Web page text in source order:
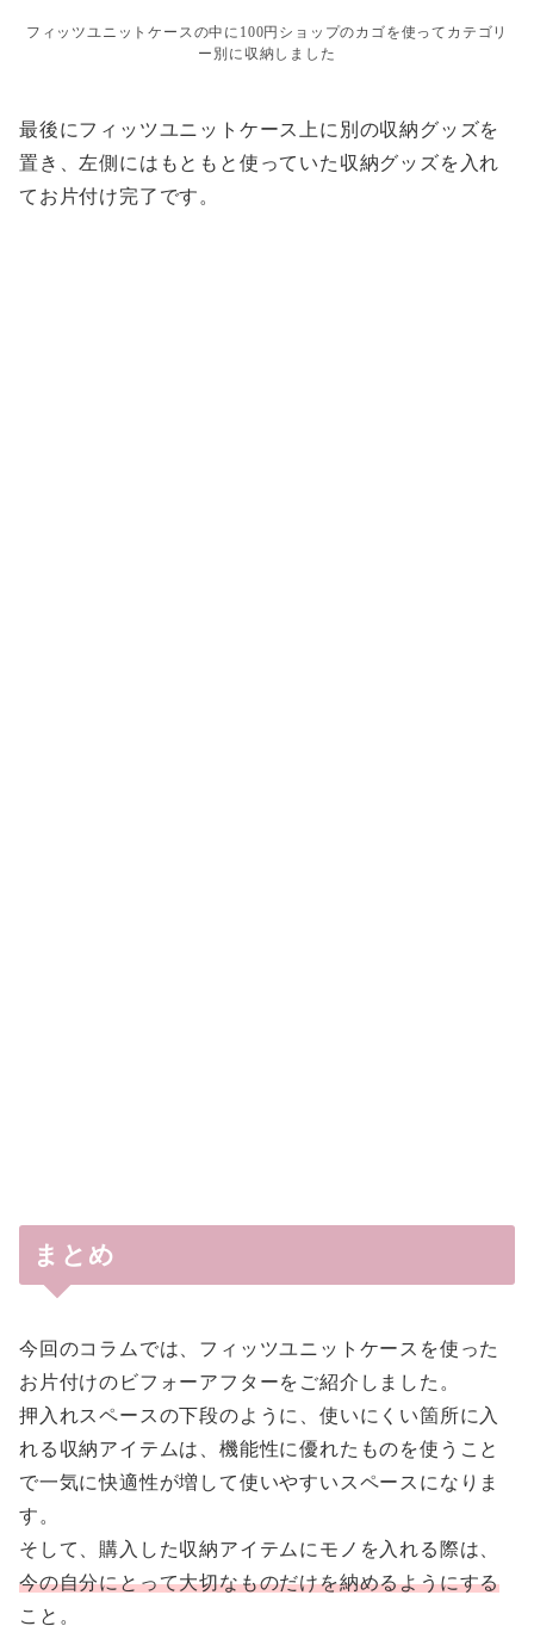
フィッツユニットケースの中に100円ショップのカゴを使ってカテゴリ
ー別に収納しました
最後にフィッツユニットケース上に別の収納グッズを
置き、左側にはもともと使っていた収納グッズを入れ
てお片付け完了です。
まとめ
今回のコラムでは、フィッツユニットケースを使った
お片付けのビフォーアフターをご紹介しました。
押入れスペースの下段のように、使いにくい箇所に入
れる収納アイテムは、機能性に優れたものを使うこと
で一気に快適性が増して使いやすいスペースになりま
す。
そして、購入した収納アイテムにモノを入れる際は、
今の自分にとって大切なものだけを納めるようにする
こと。